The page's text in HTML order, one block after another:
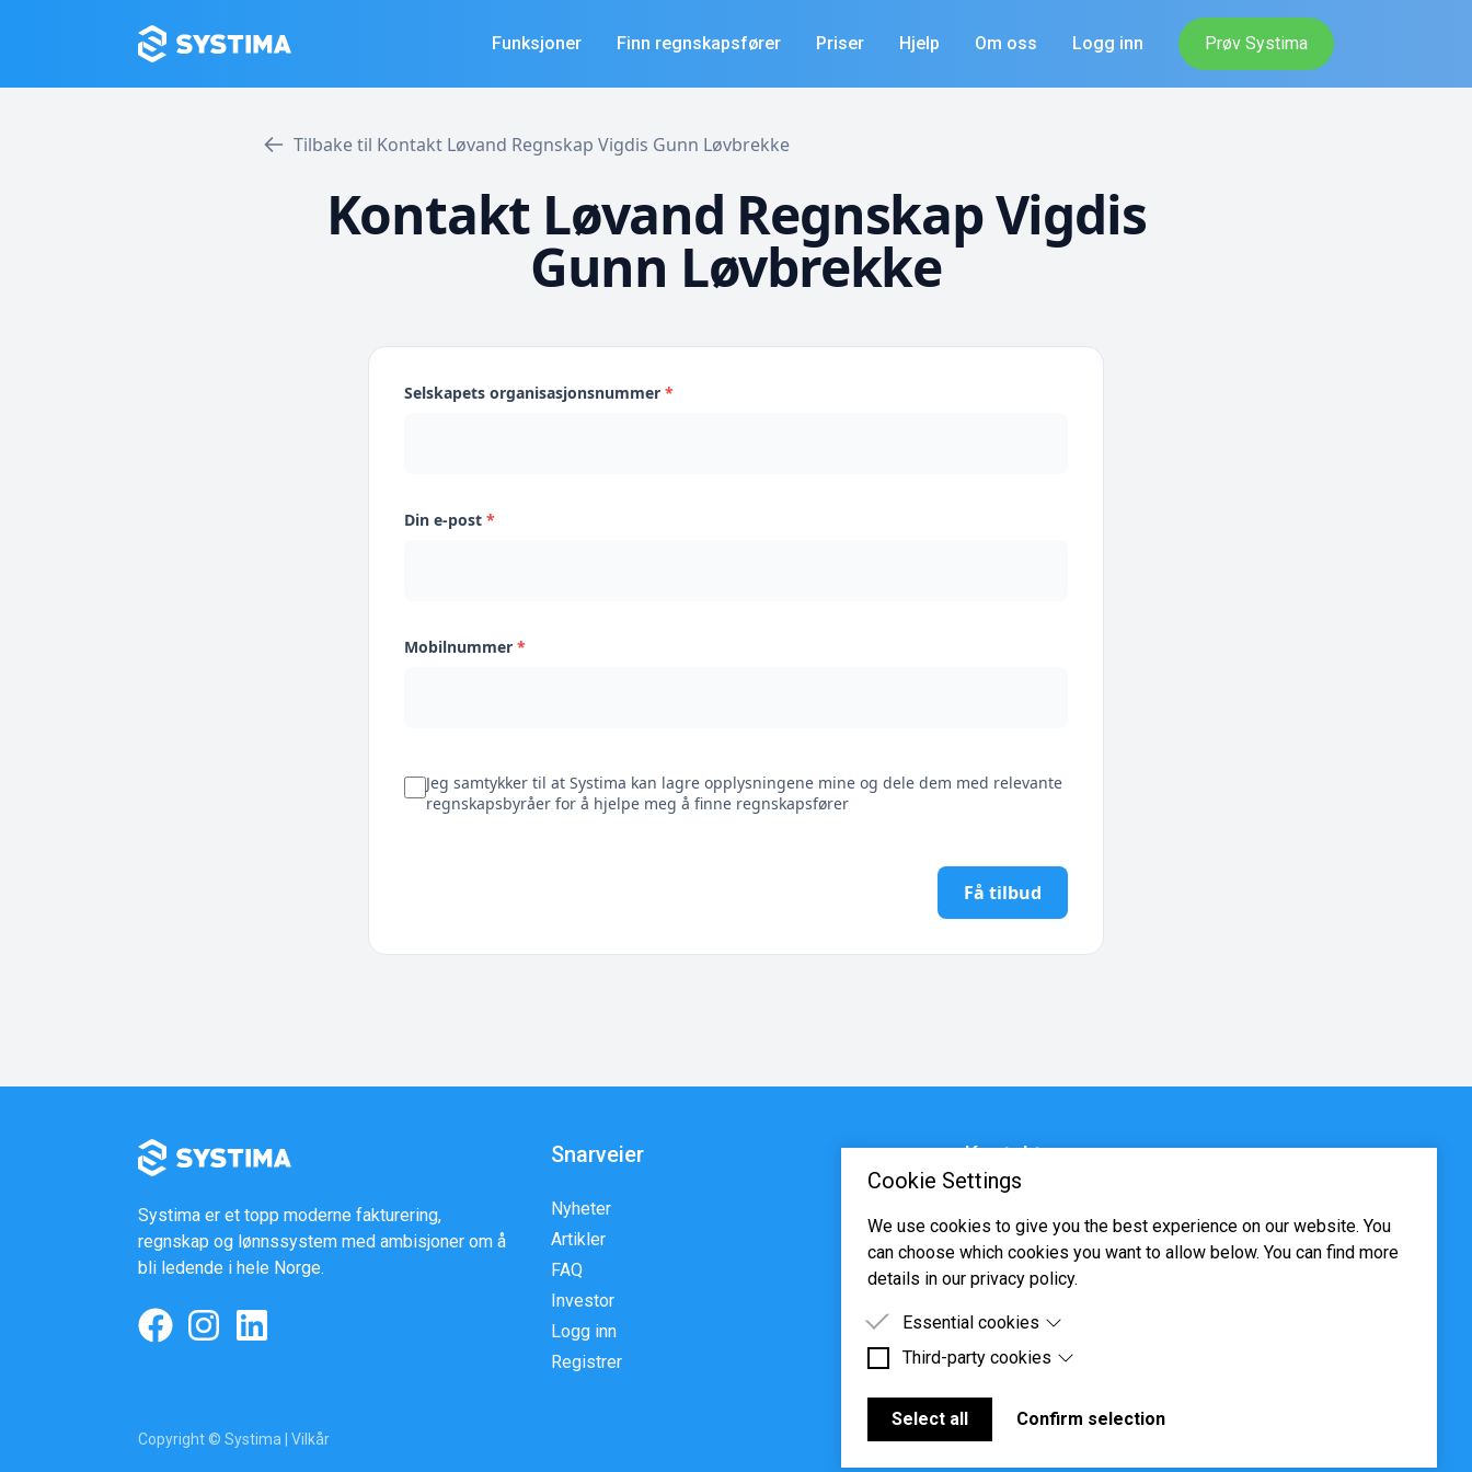
Funksjoner Finn regnskapsfører Priser Hjelp Om oss Logg inn Prøv Systima
Tilbake til Kontakt Løvand Regnskap Vigdis Gunn Løvbrekke
Kontakt Løvand Regnskap Vigdis
Gunn Løvbrekke
Selskapets organisasjonsnummer *
Din e-post *
Mobilnummer *
Jeg samtykker til at Systima kan lagre opplysningene mine og dele dem med relevante
regnskapsbyråer for å hjelpe meg å finne regnskapsfører
Få tilbud
Cookie Settings
We use cookies to give you the best experience on our website. You
can choose which cookies you want to allow below. You can find more
details in our privacy policy.
Essential cookies
Essential cookies are cookies that are needed for the proper
Third-party cookies
Third-party cookies are cookies set by third-party software to enable
features such as Google Maps.
Select all Confirm selection
Systima er et topp moderne fakturering,
regnskap og lønnssystem med ambisjoner om å
bli ledende i hele Norge.
Snarveier
Nyheter
Artikler
FAQ
Investor
Logg inn
Registrer
Kontakt
post@systima.no
www.systima.no
Copyright © Systima | Vilkår